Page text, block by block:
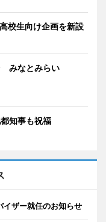
校生向け企画を新設
みなとみらい
知事も祝福
イザー就任のお知らせ